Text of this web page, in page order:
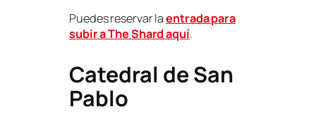
Puedes reservar laentrada para
subir a The Shard aquí.
Catedral de San
Pablo